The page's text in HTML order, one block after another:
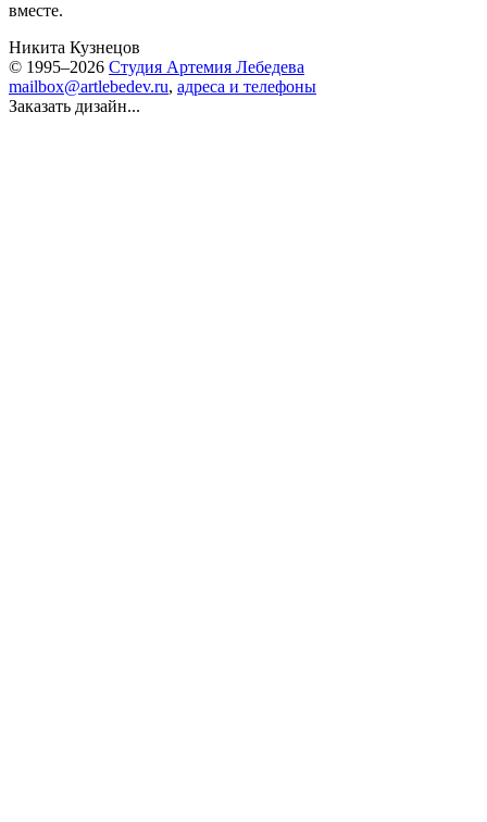
вместе.
Никита Кузнецов
© 1995–2026 Студия Артемия Лебедева
mailbox@artlebedev.ru, адреса и телефоны
Заказать дизайн...